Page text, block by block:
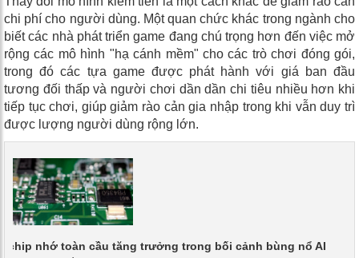
chi phí cho người dùng. Một quan chức khác trong ngành cho
biết các nhà phát triển game đang chú trọng hơn đến việc mở
rộng các mô hình "hạ cánh mềm" cho các trò chơi đóng gói,
trong đó các tựa game được phát hành với giá ban đầu
tương đối thấp và người chơi dần dần chi tiêu nhiều hơn khi
tiếp tục chơi, giúp giảm rào cản gia nhập trong khi vẫn duy trì
được lượng người dùng rộng lớn.
chip nhớ toàn cầu tăng trưởng trong bối cảnh bùng nổ AI